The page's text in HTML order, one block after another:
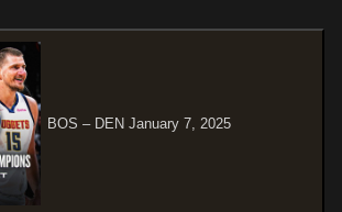
ニングを
開されて
グを受け...
BOS – DEN January 7, 2025